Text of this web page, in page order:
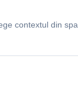
contextul din